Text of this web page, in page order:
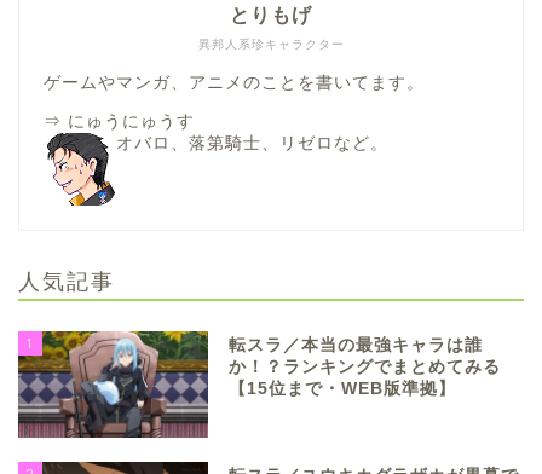
異邦人系珍キャラクター
とりもげ
ゲームやマンガ、アニメのことを書いてます。
⇒ にゅうにゅうす
オバロ、落第騎士、リゼロなど。
人気記事
1
転スラ／本当の最強キャラは誰
か！？ランキングでまとめてみる
【15位まで・WEB版準拠】